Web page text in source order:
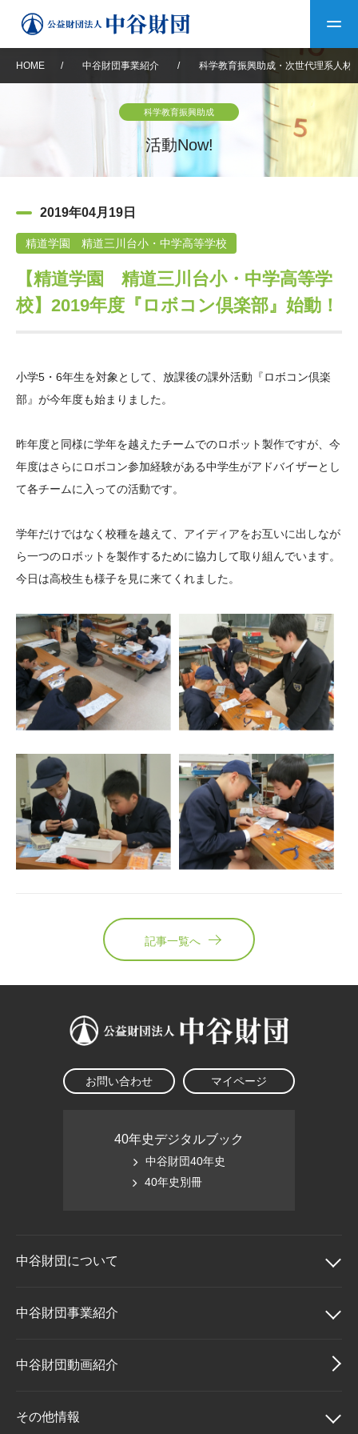
中谷財団について
設立趣意書 財団概要
沿革 40年史デジタルブック
中谷財団40年史
役員・評議員 公開情報
中谷財団事業紹介 中谷賞
神戸賞 長期大型研究助成
大学院生奨学金
国際学生交流プログラ
科学教育振興助成・
次世代理系人材育成プ
ログラム助成
中谷財団動画紹介
その他情報
アクセス
サイトマップ 中谷財団アーカイブ
日本語 English
HOME / 中谷財団事業紹介 / 科学教育振興助成・次世代理系人材
科学教育振興助成
活動Now!
2019年04月19日
精道学園 精道三川台小・中学高等学校
【精道学園 精道三川台小・中学高等学
校】2019年度『ロボコン倶楽部』始動！
小学5・6年生を対象として、放課後の課外活動『ロボコン倶楽
部』が今年度も始まりました。
昨年度と同様に学年を越えたチームでのロボット製作ですが、今
年度はさらにロボコン参加経験がある中学生がアドバイザーとし
て各チームに入っての活動です。
学年だけではなく校種を越えて、アイディアをお互いに出しなが
ら一つのロボットを製作するために協力して取り組んでいます。
今日は高校生も様子を見に来てくれました。
記事一覧へ
お問い合わせ マイページ
40年史デジタルブック
中谷財団40年史
40年史別冊
中谷財団について
中谷財団について
理事長挨拶
設立趣意書
中谷財団事業紹介
中谷財団事業紹介
中谷賞
中谷財団動画紹介
その他情報